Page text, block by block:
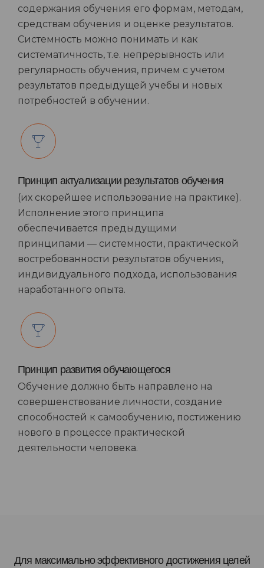
содержания обучения его формам, методам,
средствам обучения и оценке результатов.
Системность можно понимать и как
систематичность, т.е. непрерывность или
регулярность обучения, причем с учетом
результатов предыдущей учебы и новых
потребностей в обучении.
Принцип актуализации результатов обучения
(их скорейшее использование на практике).
Исполнение этого принципа
обеспечивается предыдущими
принципами — системности, практической
востребованности результатов обучения,
индивидуального подхода, использования
наработанного опыта.
Принцип развития обучающегося
Обучение должно быть направлено на
совершенствование личности, создание
способностей к самообучению, постижению
нового в процессе практической
деятельности человека.
Для максимально эффективного достижения целей